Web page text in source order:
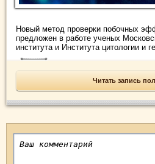
Новый метод проверки побочных
предложен в работе ученых
института и Института цитологии и
Читать запись